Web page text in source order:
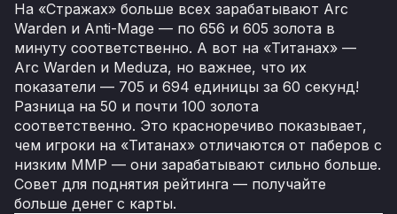
На «Стражах» больше всех зарабатывают Arc
Warden и Anti-Mage — по 656 и 605 золота в
минуту соответственно. А вот на «Титанах» —
Arc Warden и Meduza, но важнее, что их
показатели — 705 и 694 единицы за 60 секунд!
Разница на 50 и почти 100 золота
соответственно. Это красноречиво показывает,
чем игроки на «Титанах» отличаются от паберов с
низким ММР — они зарабатывают сильно больше.
Совет для поднятия рейтинга — получайте
больше денег с карты.